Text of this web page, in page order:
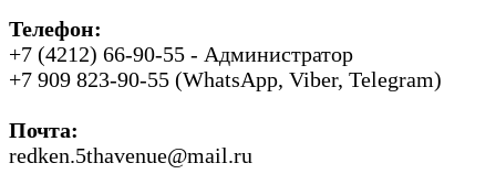
Телефон:
+7 (4212) 66-90-55 - Администратор
+7 909 823-90-55 (WhatsApp, Viber, Telegram)
Почта:
redken.5thavenue@mail.ru